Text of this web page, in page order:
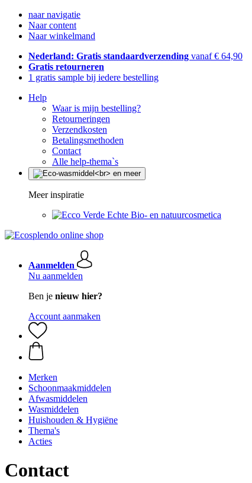
naar navigatie
Naar content
Naar winkelmand
Nederland: Gratis standaardverzending vanaf € 64,90
Gratis retourneren
1 gratis sample bij iedere bestelling
Help
Waar is mijn bestelling?
Retourneringen
Verzendkosten
Betalingsmethoden
Contact
Alle help-thema`s
Meer inspiratie
Echte Bio- en natuurcosmetica
Aanmelden
Nu aanmelden
Ben je nieuw hier?
Account aanmaken
Merken
Schoonmaakmiddelen
Afwasmiddelen
Wasmiddelen
Huishouden & Hygiëne
Thema's
Acties
Contact